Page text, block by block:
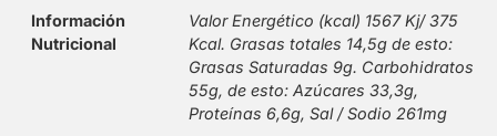
Información
Nutricional
Valor Energético (kcal) 1567 Kj/ 375
Kcal. Grasas totales 14,5g de esto:
Grasas Saturadas 9g. Carbohidratos
55g, de esto: Azúcares 33,3g,
Proteínas 6,6g, Sal / Sodio 261mg